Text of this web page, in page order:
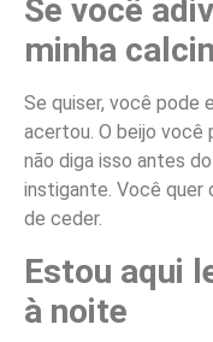
Se você
minha
Se quiser, você pode
acertou. O beijo você
não diga isso antes
instigante. Você quer
de ceder.
Estou aqui
à noite